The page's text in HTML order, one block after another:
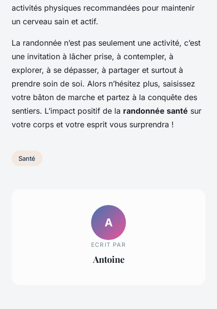
activités physiques recommandées pour maintenir
un cerveau sain et actif.
La randonnée n’est pas seulement une activité, c’est
une invitation à lâcher prise, à contempler, à
explorer, à se dépasser, à partager et surtout à
prendre soin de soi. Alors n’hésitez plus, saisissez
votre bâton de marche et partez à la conquête des
sentiers. L’impact positif de la randonnée santé sur
votre corps et votre esprit vous surprendra !
Santé
A
ECRIT PAR
Antoine